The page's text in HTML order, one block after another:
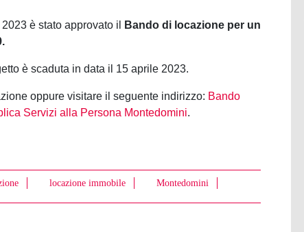
è stato approvato il
Bando di locazione per un
è scaduta in data il 15 aprile 2023.
oppure visitare il seguente indirizzo: Bando
Servizi alla Persona Montedomini.
locazione immobile Montedomini